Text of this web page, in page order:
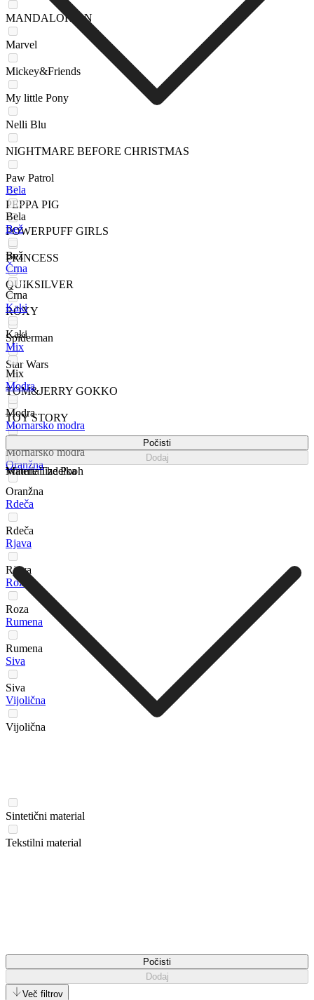
MANDALORIAN
Marvel
Mickey&Friends
My little Pony
Nelli Blu
NIGHTMARE BEFORE CHRISTMAS
Paw Patrol
PEPPA PIG
POWERPUFF GIRLS
PRINCESS
QUIKSILVER
ROXY
Spiderman
Star Wars
TOM&JERRY GOKKO
TOY STORY
Winnie The Pooh
Bela
Bela
Bež
Bež
Črna
Črna
Kaki
Kaki
Mix
Mix
Modra
Modra
Mornarsko modra
Mornarsko modra
Oranžna
Oranžna
Rdeča
Rdeča
Rjava
Rjava
Roza
Roza
Rumena
Rumena
Siva
Siva
Vijolična
Vijolična
Počisti
Dodaj
Material izdelka
Sintetični material
Tekstilni material
Počisti
Dodaj
Več filtrov